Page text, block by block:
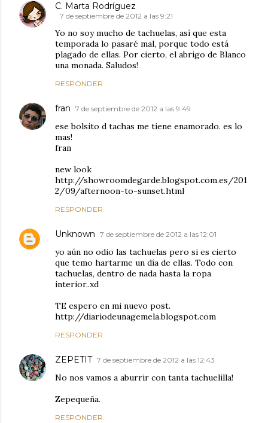
C. Marta Rodríguez
7 de septiembre de 2012 a las 9:21
Yo no soy mucho de tachuelas, así que esta
temporada lo pasaré mal, porque todo está
plagado de ellas. Por cierto, el abrigo de Blanco
una monada. Saludos!
RESPONDER
fran 7 de septiembre de 2012 a las 9:49
ese bolsito d tachas me tiene enamorado. es lo
mas!
fran
new look
http://showroomdegarde.blogspot.com.es/201
2/09/afternoon-to-sunset.html
RESPONDER
Unknown 7 de septiembre de 2012 a las 12:01
yo aún no odio las tachuelas pero si es cierto
que temo hartarme un día de ellas. Todo con
tachuelas, dentro de nada hasta la ropa
interior..xd
TE espero en mi nuevo post.
http://diariodeunagemela.blogspot.com
RESPONDER
ZEPETIT 7 de septiembre de 2012 a las 12:43
No nos vamos a aburrir con tanta tachuelilla!
Zepequeña.
RESPONDER